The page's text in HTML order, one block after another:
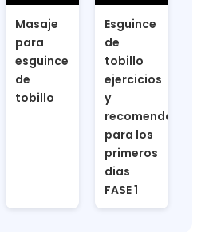
Masaje
para
esguince
de
tobillo
Esguince
de
tobillo
ejercicios
y
recomendaciones
para los
primeros
dias
FASE 1